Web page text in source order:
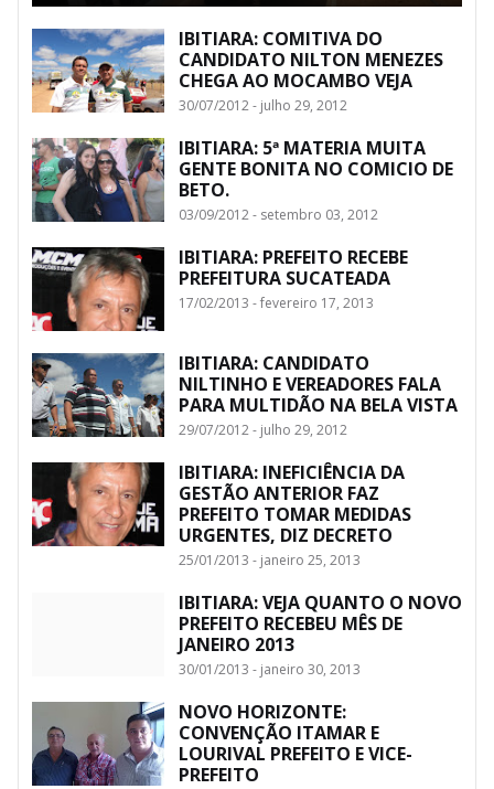
IBITIARA: COMITIVA DO
CANDIDATO NILTON MENEZES
CHEGA AO MOCAMBO VEJA
30/07/2012 - julho 29, 2012
IBITIARA: 5ª MATERIA MUITA
GENTE BONITA NO COMICIO DE
BETO.
03/09/2012 - setembro 03, 2012
IBITIARA: PREFEITO RECEBE
PREFEITURA SUCATEADA
17/02/2013 - fevereiro 17, 2013
IBITIARA: CANDIDATO
NILTINHO E VEREADORES FALA
PARA MULTIDÃO NA BELA VISTA
29/07/2012 - julho 29, 2012
IBITIARA: INEFICIÊNCIA DA
GESTÃO ANTERIOR FAZ
PREFEITO TOMAR MEDIDAS
URGENTES, DIZ DECRETO
25/01/2013 - janeiro 25, 2013
IBITIARA: VEJA QUANTO O NOVO
PREFEITO RECEBEU MÊS DE
JANEIRO 2013
30/01/2013 - janeiro 30, 2013
NOVO HORIZONTE:
CONVENÇÃO ITAMAR E
LOURIVAL PREFEITO E VICE-
PREFEITO